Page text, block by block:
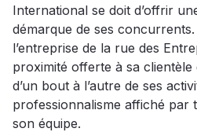
International se doit d’offrir
démarque de ses concurrents.
l’entreprise de la rue des
proximité offerte à sa clientèle
d’un bout à l’autre de ses
professionnalisme affiché par
son équipe.